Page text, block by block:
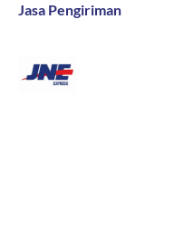
Jasa Pengiriman